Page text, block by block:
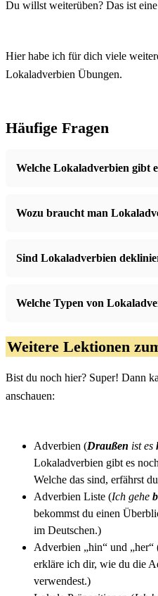
Du willst weiterüben? Das ist
Hier habe ich für dich viele
Lokaladverbien Übungen.
Häufige Fragen
Welche Lokaladverbien gibt
Wozu braucht man
Sind Lokaladverbien
Welche Typen von
Weitere Lektionen
Bist du noch hier? Super! Dann
anschauen:
Adverbien (Draußen ist es
Lokaladverbien gibt es
Welche das sind, erfährst
Adverbien Liste (Ich gehe
bekommst du einen
im Deutschen.)
Adverbien „hin“ und „her“
erkläre ich dir, wie du die
verwendest.)